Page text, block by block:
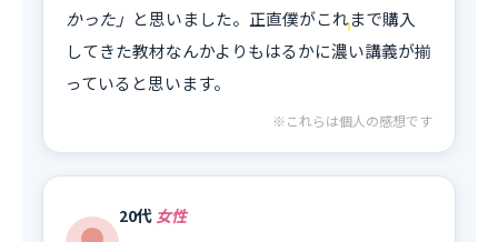
かった」 と思いました。正直僕がこれまで購入
してきた教材なんかよりもはるかに濃い講義が揃
っていると思います。
※これらは個人の感想です
20代 女性